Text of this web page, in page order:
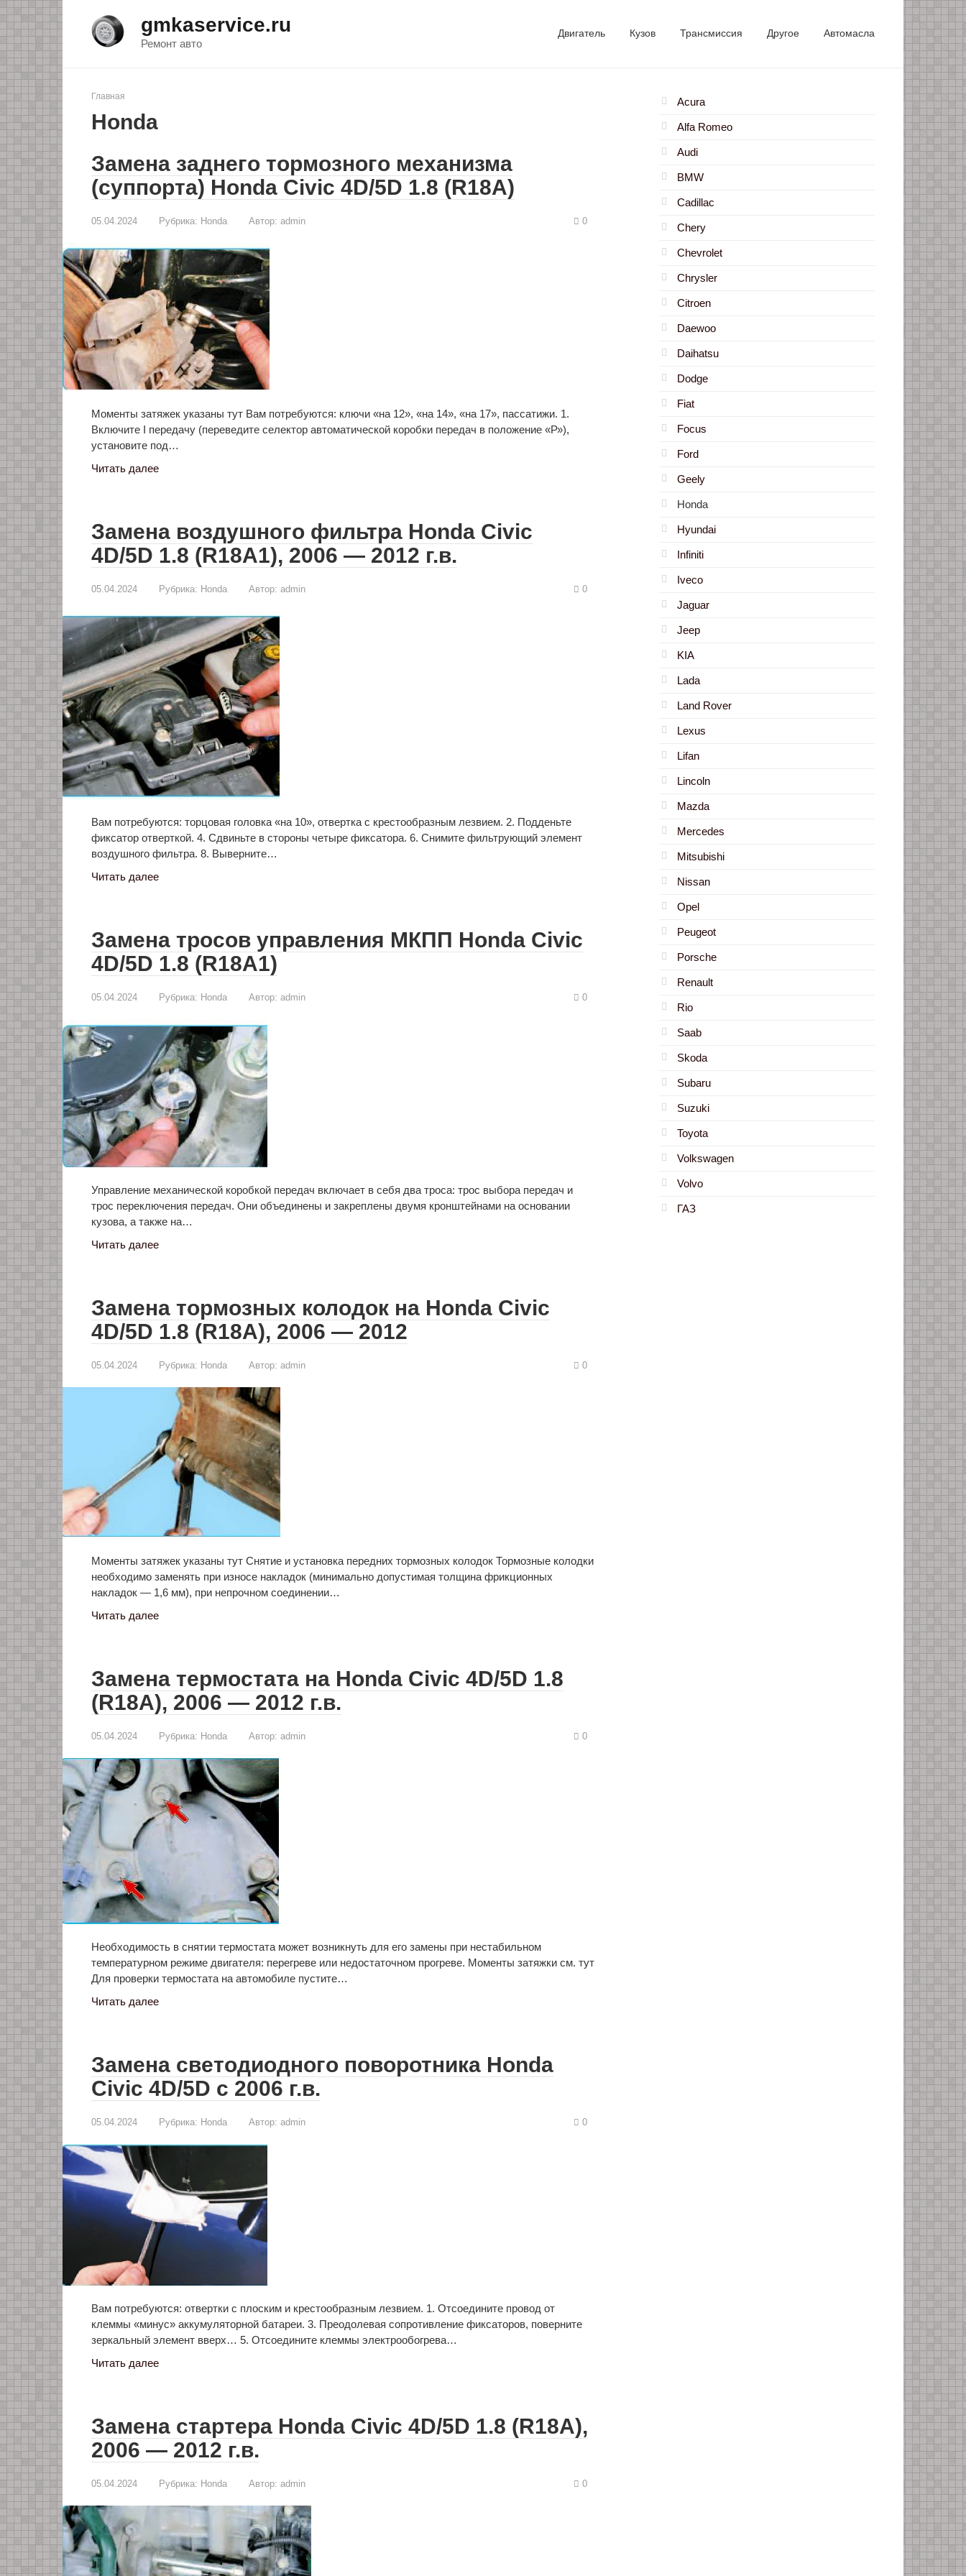
Перейти
к
контенту
gmkaservice.ru
Ремонт авто
Двигатель Кузов Трансмиссия Другое Автомасла
Главная
Honda
Замена заднего тормозного механизма
(суппорта) Honda Civic 4D/5D 1.8 (R18A)
05.04.2024 Рубрика: Honda Автор: admin 0
Моменты затяжек указаны тут Вам потребуются: ключи «на 12», «на 14», «на 17», пассатижи. 1.
Включите I передачу (переведите селектор автоматической коробки передач в положение «Р»),
установите под…
Читать далее
Замена воздушного фильтра Honda Civic
4D/5D 1.8 (R18A1), 2006 — 2012 г.в.
05.04.2024 Рубрика: Honda Автор: admin 0
Вам потребуются: торцовая головка «на 10», отвертка с крестообразным лезвием. 2. Подденьте
фиксатор отверткой. 4. Сдвиньте в стороны четыре фиксатора. 6. Снимите фильтрующий элемент
воздушного фильтра. 8. Выверните…
Читать далее
Замена тросов управления МКПП Honda Civic
4D/5D 1.8 (R18A1)
05.04.2024 Рубрика: Honda Автор: admin 0
Управление механической коробкой передач включает в себя два троса: трос выбора передач и
трос переключения передач. Они объединены и закреплены двумя кронштейнами на основании
кузова, а также на…
Читать далее
Замена тормозных колодок на Honda Civic
4D/5D 1.8 (R18A), 2006 — 2012
05.04.2024 Рубрика: Honda Автор: admin 0
Моменты затяжек указаны тут Снятие и установка передних тормозных колодок Тормозные колодки
необходимо заменять при износе накладок (минимально допустимая толщина фрикционных
накладок — 1,6 мм), при непрочном соединении…
Читать далее
Замена термостата на Honda Civic 4D/5D 1.8
(R18A), 2006 — 2012 г.в.
05.04.2024 Рубрика: Honda Автор: admin 0
Необходимость в снятии термостата может возникнуть для его замены при нестабильном
температурном режиме двигателя: перегреве или недостаточном прогреве. Моменты затяжки см. тут
Для проверки термостата на автомобиле пустите…
Читать далее
Замена светодиодного поворотника Honda
Civic 4D/5D с 2006 г.в.
05.04.2024 Рубрика: Honda Автор: admin 0
Вам потребуются: отвертки с плоским и крестообразным лезвием. 1. Отсоедините провод от
клеммы «минус» аккумуляторной батареи. 3. Преодолевая сопротивление фиксаторов, поверните
зеркальный элемент вверх… 5. Отсоедините клеммы электрообогрева…
Читать далее
Замена стартера Honda Civic 4D/5D 1.8 (R18A),
2006 — 2012 г.в.
05.04.2024 Рубрика: Honda Автор: admin 0
Acura
Alfa Romeo
Audi
BMW
Cadillac
Chery
Chevrolet
Chrysler
Citroen
Daewoo
Daihatsu
Dodge
Fiat
Focus
Ford
Geely
Honda
Hyundai
Infiniti
Iveco
Jaguar
Jeep
KIA
Lada
Land Rover
Lexus
Lifan
Lincoln
Mazda
Mercedes
Mitsubishi
Nissan
Opel
Peugeot
Porsche
Renault
Rio
Saab
Skoda
Subaru
Suzuki
Toyota
Volkswagen
Volvo
ГАЗ